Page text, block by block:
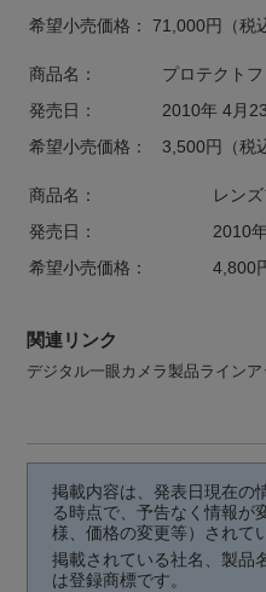
希望小売価格：
71,000円（税
商品名：
プロテクト
発売日：
2010年 4月
希望小売価格：
3,500円（税
商品名：
レン
発売日：
2010
希望小売価格：
4,800
関連リンク
デジタル一眼カメラ製品ラインア
掲載内容は、発表日現在の
る時点で、予告なく情報が
様、価格の変更等）されて
掲載されている社名、製品
は登録商標です。